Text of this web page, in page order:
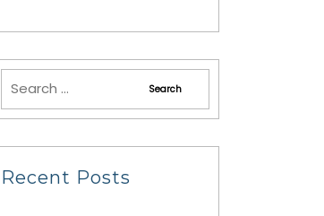
Recent Posts